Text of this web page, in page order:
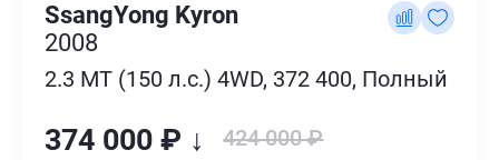
SsangYong Kyron
2008
2.3 MT (150 л.с.) 4WD, 372 400, Полный
374 000 ₽ ↓ 424 000 ₽